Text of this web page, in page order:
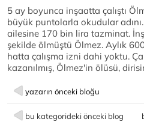
5 ay boyunca inşaatta çalıştı
büyük puntolarla okudular
ailesine 170 bin lira tazminat.
şekilde ölmüştü Ölmez. Aylık
hatta çalışma izni dahi yoktu.
kazanılmış, Ölmez'in ölüsü,
yazarın önceki bloğu
bu kategorideki önceki blog